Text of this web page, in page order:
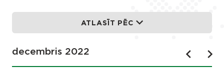
ATLASĪT PĒC
decembris 2022